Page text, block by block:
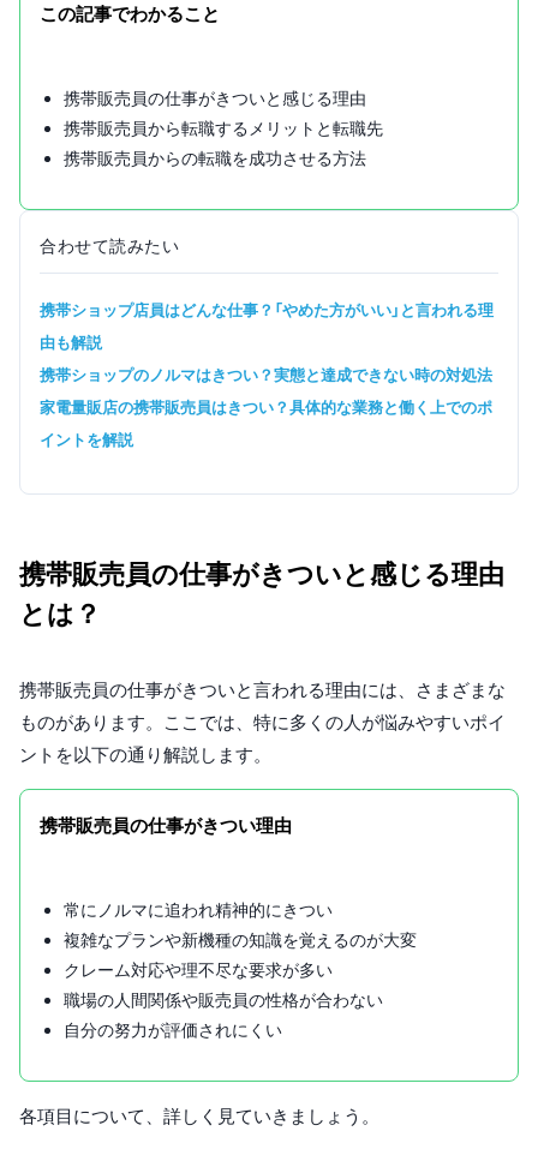
この記事でわかること
携帯販売員の仕事がきついと感じる理由
携帯販売員から転職するメリットと転職先
携帯販売員からの転職を成功させる方法
合わせて読みたい
携帯ショップ店員はどんな仕事？「やめた方がいい」と言われる理
由も解説
携帯ショップのノルマはきつい？実態と達成できない時の対処法
家電量販店の携帯販売員はきつい？具体的な業務と働く上でのポ
イントを解説
携帯販売員の仕事がきついと感じる理由
とは？
携帯販売員の仕事がきついと言われる理由には、さまざまな
ものがあります。ここでは、特に多くの人が悩みやすいポイ
ントを以下の通り解説します。
携帯販売員の仕事がきつい理由
常にノルマに追われ精神的にきつい
複雑なプランや新機種の知識を覚えるのが大変
クレーム対応や理不尽な要求が多い
職場の人間関係や販売員の性格が合わない
自分の努力が評価されにくい
各項目について、詳しく見ていきましょう。